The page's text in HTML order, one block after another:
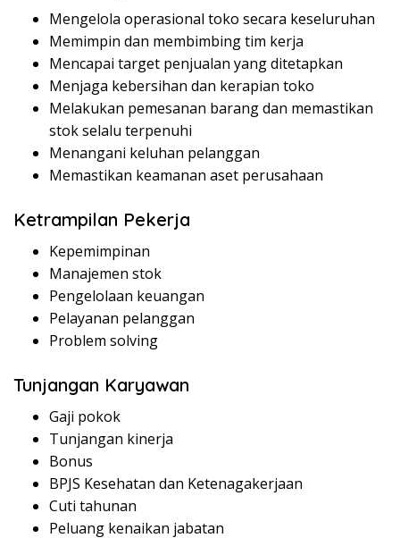
Mengelola operasional toko secara keseluruhan
Memimpin dan membimbing tim kerja
Mencapai target penjualan yang ditetapkan
Menjaga kebersihan dan kerapian toko
Melakukan pemesanan barang dan memastikan
stok selalu terpenuhi
Menangani keluhan pelanggan
Memastikan keamanan aset perusahaan
Ketrampilan Pekerja
Kepemimpinan
Manajemen stok
Pengelolaan keuangan
Pelayanan pelanggan
Problem solving
Tunjangan Karyawan
Gaji pokok
Tunjangan kinerja
Bonus
BPJS Kesehatan dan Ketenagakerjaan
Cuti tahunan
Peluang kenaikan jabatan